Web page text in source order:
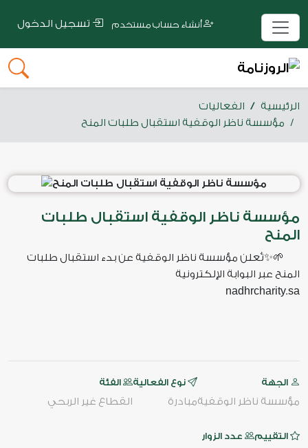
الرئيسية
الفعاليات
مؤسسة ناظر الوقفية استقبال طلبات المنح
مؤسسة ناظر الوقفية استقبال طلبات
المنح
🌱✨تُعلن مؤسسة ناظر الوقفية عن بدء استقبال طلبات
المنح عبر البوابة الإلكترونية
nadhrcharity.sa
الجهة
مؤسسة ناظر الوقفية
نوع الفعالية
مبادرة
الفئة
القطاع غير الربحي
التقييم عدد الزوار